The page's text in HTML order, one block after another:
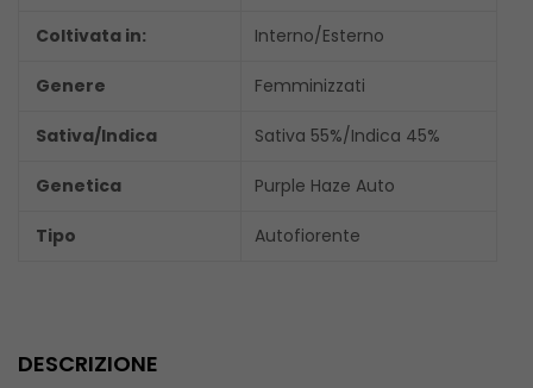
Coltivata in: Interno/Esterno
Genere Femminizzati
Sativa/Indica Sativa 55%/Indica 45%
Genetica Purple Haze Auto
Tipo Autofiorente
DESCRIZIONE